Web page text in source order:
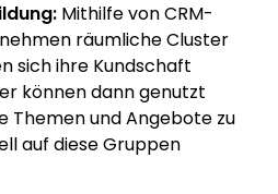
Mithilfe von CRM-
räumliche Cluster
sich ihre Kundschaft
können dann genutzt
Themen und Angebote zu
auf diese Gruppen